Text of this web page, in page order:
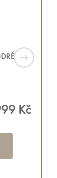
Kč